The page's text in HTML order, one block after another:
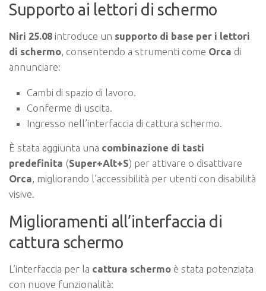
Supporto ai lettori di schermo
Niri 25.08 introduce un supporto di base per i lettori
di schermo, consentendo a strumenti come Orca di
annunciare:
Cambi di spazio di lavoro.
Conferme di uscita.
Ingresso nell’interfaccia di cattura schermo.
È stata aggiunta una combinazione di tasti
predefinita (Super+Alt+S) per attivare o disattivare
Orca , migliorando l’accessibilità per utenti con disabilità
visive.
Miglioramenti all’interfaccia di
cattura schermo
L’interfaccia per la cattura schermo è stata potenziata
con nuove funzionalità: